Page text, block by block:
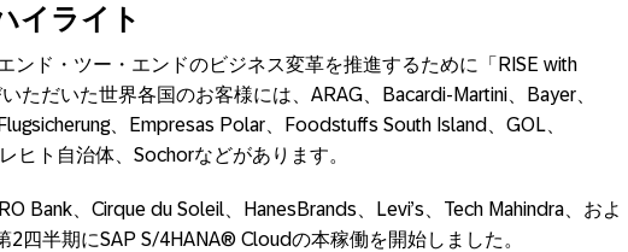
イライト
ンド・ツー・エンドのビジネス変革を推進するために「RISE with
ただいた世界各国のお客様には、ARAG、Bacardi-Martini、Bayer、
、Empresas Polar、Foodstuffs South Island、GOL、
ヒト自治体、Sochorなどがあります。
Bank、Cirque du Soleil、HanesBrands、Levi’s、Tech Mahindra、およ
2四半期にSAP S/4HANA® Cloudの本稼働を開始しました。